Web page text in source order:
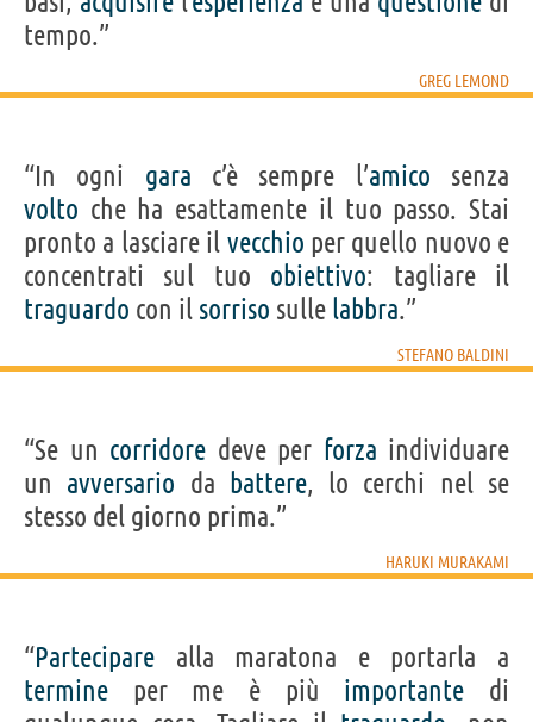
tempo.”
GREG LEMOND
“In ogni gara c’è sempre l’amico senza
volto che ha esattamente il tuo passo. Stai
pronto a lasciare il vecchio per quello nuovo e
concentrati sul tuo obiettivo: tagliare il
traguardo con il sorriso sulle labbra.”
STEFANO BALDINI
“Se un corridore deve per forza individuare
un avversario da battere, lo cerchi nel se
stesso del giorno prima.”
HARUKI MURAKAMI
“Partecipare alla maratona e portarla a
termine per me è più importante di